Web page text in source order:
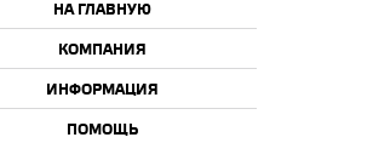
НА ГЛАВНУЮ
КОМПАНИЯ
ИНФОРМАЦИЯ
ПОМОЩЬ